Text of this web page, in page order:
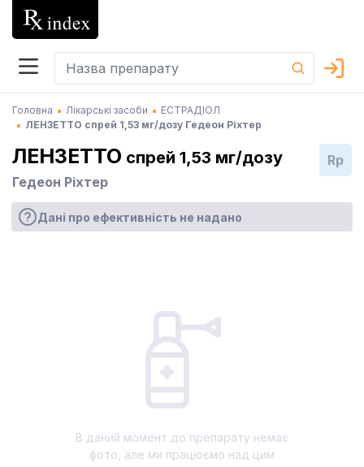
Головна Лікарські засоби
ЕСТРАДІОЛ
ЛЕНЗЕТТО спрей 1,53 мг/дозу Гедеон Ріхтер
ЛЕНЗЕТТО спрей 1,53 мг/дозу
Гедеон Ріхтер
Rp
Дані про ефективність не надано
В даний момент до препарату немає
фото, але ми працюємо над цим